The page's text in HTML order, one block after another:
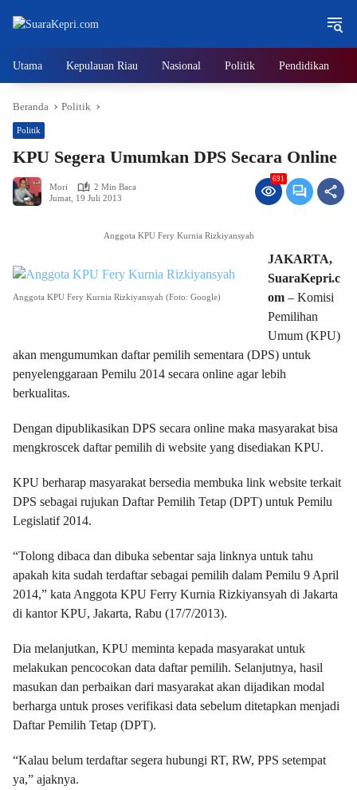
Utama Kepulauan Riau Nasional Politik Pendidikan
Beranda Politik
Politik
KPU Segera Umumkan DPS Secara Online
Mori
2 Min Baca
Jumat, 19 Juli 2013
691
Anggota KPU Fery Kurnia Rizkiyansyah
Anggota KPU Fery Kurnia Rizkiyansyah (Foto: Google)
JAKARTA,
SuaraKepri.c
om – Komisi
Pemilihan
Umum (KPU)
akan mengumumkan daftar pemilih sementara (DPS) untuk
penyelenggaraan Pemilu 2014 secara online agar lebih
berkualitas.
Dengan dipublikasikan DPS secara online maka masyarakat bisa
mengkroscek daftar pemilih di website yang disediakan KPU.
KPU berharap masyarakat bersedia membuka link website terkait
DPS sebagai rujukan Daftar Pemilih Tetap (DPT) untuk Pemilu
Legislatif 2014.
“Tolong dibaca dan dibuka sebentar saja linknya untuk tahu
apakah kita sudah terdaftar sebagai pemilih dalam Pemilu 9 April
2014,” kata Anggota KPU Ferry Kurnia Rizkiyansyah di Jakarta
di kantor KPU, Jakarta, Rabu (17/7/2013).
Dia melanjutkan, KPU meminta kepada masyarakat untuk
melakukan pencocokan data daftar pemilih. Selanjutnya, hasil
masukan dan perbaikan dari masyarakat akan dijadikan modal
berharga untuk proses verifikasi data sebelum ditetapkan menjadi
Daftar Pemilih Tetap (DPT).
“Kalau belum terdaftar segera hubungi RT, RW, PPS setempat
ya,” ajaknya.